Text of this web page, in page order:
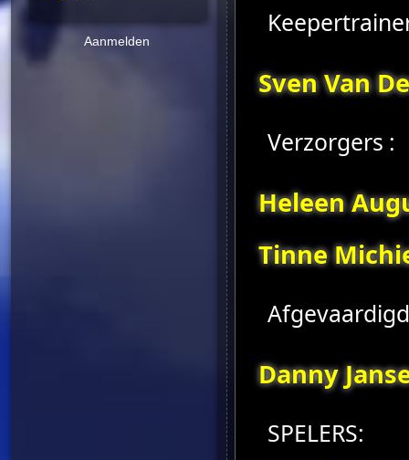
Aanmelden
Sven Van
Verzorgers :
Heleen
Tinne
Danny
SPELERS: